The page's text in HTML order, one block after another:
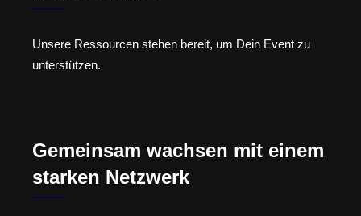
Unsere Ressourcen stehen bereit, um Dein Event zu
unterstützen.
Gemeinsam wachsen mit einem
starken Netzwerk